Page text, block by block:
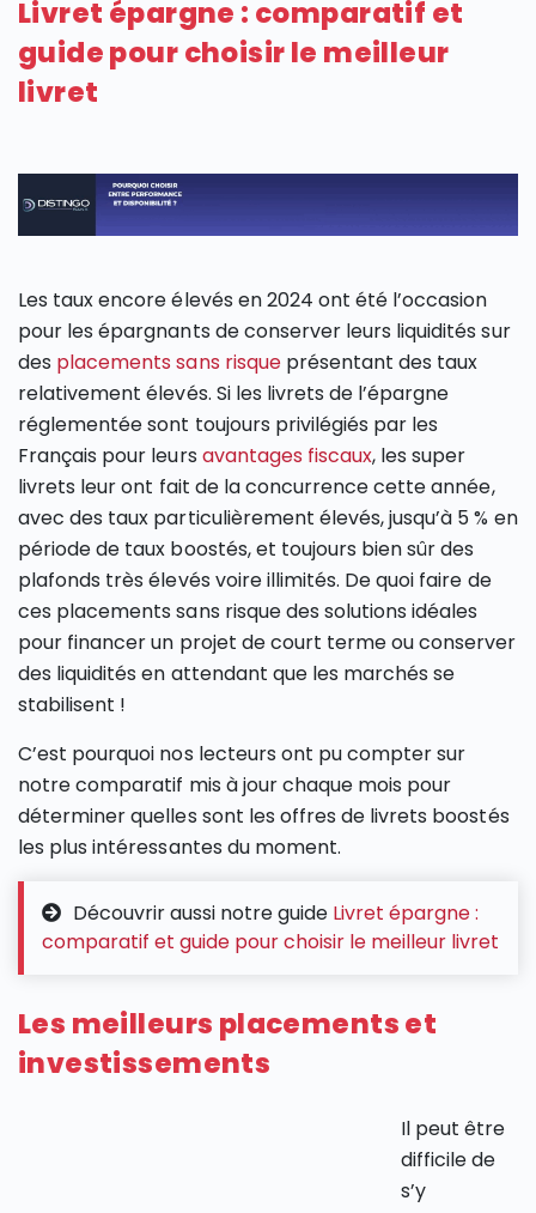
Livret épargne : comparatif et
guide pour choisir le meilleur
livret
Les taux encore élevés en 2024 ont été l’occasion
pour les épargnants de conserver leurs liquidités sur
des placements sans risqueprésentant des taux
relativement élevés. Si les livrets de l’épargne
réglementée sont toujours privilégiés par les
Français pour leurs avantages fiscaux, les super
livrets leur ont fait de la concurrence cette année,
avec des taux particulièrement élevés, jusqu’à 5 % en
période de taux boostés, et toujours bien sûr des
plafonds très élevés voire illimités. De quoi faire de
ces placements sans risque des solutions idéales
pour financer un projet de court terme ou conserver
des liquidités en attendant que les marchés se
stabilisent !
C’est pourquoi nos lecteurs ont pu compter sur
notre comparatif mis à jour chaque mois pour
déterminer quelles sont les offres de livrets boostés
les plus intéressantes du moment.
Découvrir aussi notre guide Livret épargne :
comparatif et guide pour choisir le meilleur livret
Les meilleurs placements et
investissements
Il peut être
difficile de
s’y